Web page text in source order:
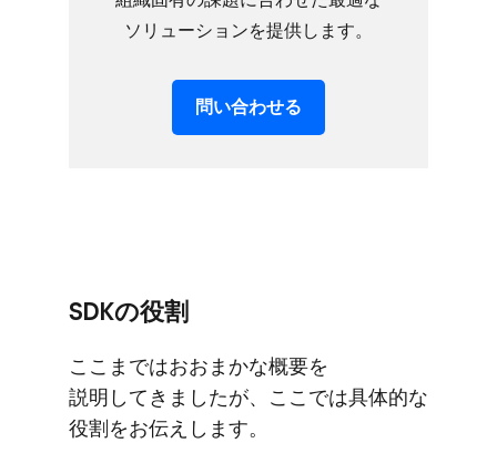
ソリューションを​提供します。
問い​合わせる
SDKの​役割
ここまでは​おおまかな​概要を​
説明してきましたが、​ここでは​具体的な​
役割を​お伝えします。